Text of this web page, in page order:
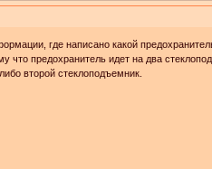
где написано какой
что предохранитель идет на два
второй стеклоподъемник.